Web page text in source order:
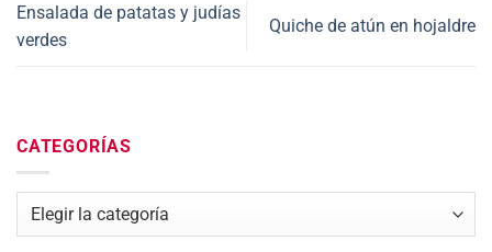
Ensalada de patatas y judías
verdes
Quiche de atún en hojaldre
CATEGORÍAS
Categorías